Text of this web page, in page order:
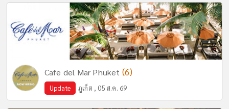
Cafe del Mar Phuket (6)
Update ภูเก็ต , 05 ส.ค. 69